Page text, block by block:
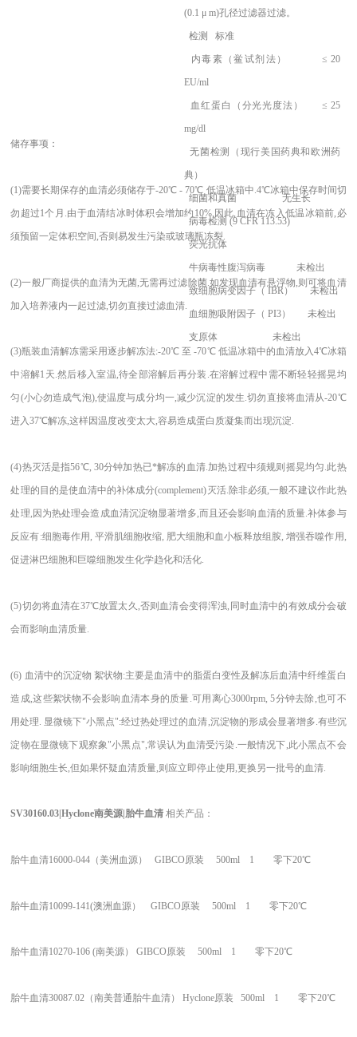
(0.1 μ m)孔径过滤器过滤。
检测 标准
内毒素（鲎试剂法） ≤ 20
EU/ml
血红蛋白（分光光度法） ≤ 25
mg/dl
无菌检测（现行美国药典和欧洲药
典）
细菌和真菌 无生长
病毒检测 (9 CFR 113.53)
荧光抗体
牛病毒性腹泻病毒 未检出
致细胞病变因子（ IBR） 未检出
血细胞吸附因子（ PI3） 未检出
支原体 未检出
储存事项：
(1)需要长期保存的血清必须储存于-20℃ - 70℃ 低温冰箱中.4℃冰箱中保存时间切
勿超过1个月.由于血清结冰时体积会增加约10%,因此,血清在冻入低温冰箱前,必
须预留一定体积空间,否则易发生污染或玻璃瓶冻裂.
(2)一般厂商提供的血清为无菌,无需再过滤除菌.如发现血清有悬浮物,则可将血清
加入培养液内一起过滤,切勿直接过滤血清.
(3)瓶装血清解冻需采用逐步解冻法:-20℃ 至 -70℃ 低温冰箱中的血清放入4℃冰箱
中溶解1天.然后移入室温,待全部溶解后再分装.在溶解过程中需不断轻轻摇晃均
匀(小心勿造成气泡),使温度与成分均一,减少沉淀的发生.切勿直接将血清从-20℃
进入37℃解冻,这样因温度改变太大,容易造成蛋白质凝集而出现沉淀.
(4)热灭活是指56℃, 30分钟加热已*解冻的血清.加热过程中须规则摇晃均匀.此热
处理的目的是使血清中的补体成分(complement)灭活.除非必须,一般不建议作此热
处理,因为热处理会造成血清沉淀物显著增多,而且还会影响血清的质量.补体参与
反应有:细胞毒作用, 平滑肌细胞收缩, 肥大细胞和血小板释放组胺, 增强吞噬作用,
促进淋巴细胞和巨噬细胞发生化学趋化和活化.
(5)切勿将血清在37℃放置太久,否则血清会变得浑浊,同时血清中的有效成分会破
会而影响血清质量.
(6) 血清中的沉淀物 絮状物:主要是血清中的脂蛋白变性及解冻后血清中纤维蛋白
造成,这些絮状物不会影响血清本身的质量.可用离心3000rpm, 5分钟去除,也可不
用处理. 显微镜下"小黑点":经过热处理过的血清,沉淀物的形成会显著增多.有些沉
淀物在显微镜下观察象"小黑点",常误认为血清受污染.一般情况下,此小黑点不会
影响细胞生长,但如果怀疑血清质量,则应立即停止使用,更换另一批号的血清.
SV30160.03|Hyclone南美源|胎牛血清相关产品：
胎牛血清16000-044（美洲血源） GIBCO原装 500ml 1 零下20℃
胎牛血清10099-141(澳洲血源） GIBCO原装 500ml 1 零下20℃
胎牛血清10270-106 (南美源） GIBCO原装 500ml 1 零下20℃
胎牛血清30087.02（南美普通胎牛血清） Hyclone原装 500ml 1 零下20℃